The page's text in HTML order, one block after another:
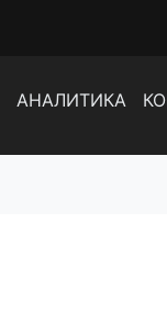
АНАЛИТИКА